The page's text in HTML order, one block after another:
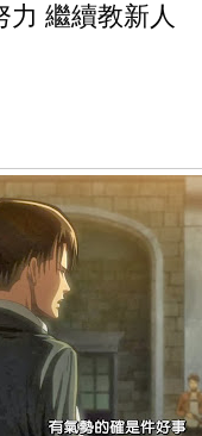
力 繼續教新人